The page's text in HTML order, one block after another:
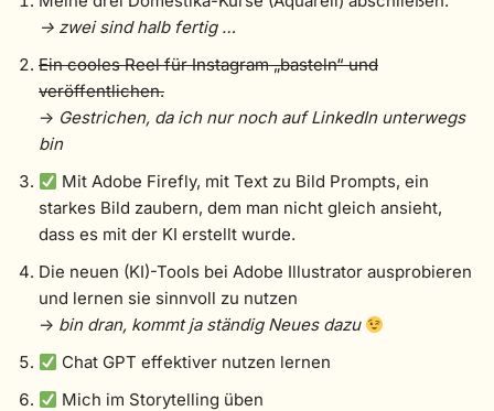
-> zwei sind halb fertig …
Ein cooles Reel für Instagram „basteln“ und
veröffentlichen.
-> Gestrichen, da ich nur noch auf LinkedIn unterwegs
bin
Mit Adobe Firefly, mit Text zu Bild Prompts, ein
starkes Bild zaubern, dem man nicht gleich ansieht,
dass es mit der KI erstellt wurde.
Die neuen (KI)-Tools bei Adobe Illustrator ausprobieren
und lernen sie sinnvoll zu nutzen
-> bin dran, kommt ja ständig Neues dazu
Chat GPT effektiver nutzen lernen
Mich im Storytelling üben